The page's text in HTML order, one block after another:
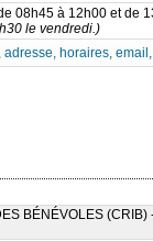
08h45 à 12h00 et de
le vendredi.)
horaires,
BÉNÉVOLES (CRIB)